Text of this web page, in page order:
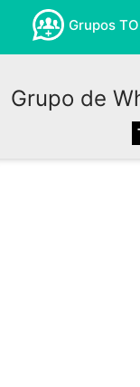
Grupos
Grupo de